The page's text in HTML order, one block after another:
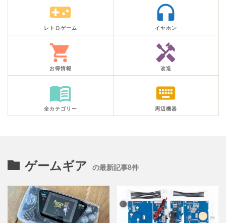
videogame_asset
レトロゲーム
headphones
イヤホン
shopping_cart
お得情報
handyman
改造
menu_book
全カテゴリー
keyboard
周辺機器
ゲームギア の最新記事8件